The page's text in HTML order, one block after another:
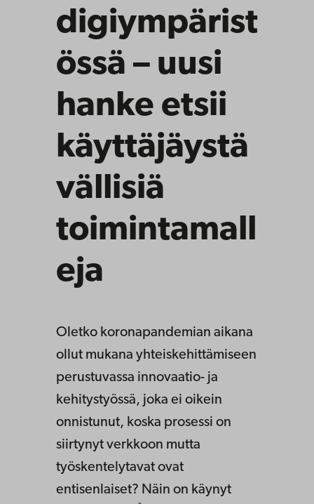
digiympärist
össä – uusi
hanke etsii
käyttäjäystä
vällisiä
toimintamall
eja
Oletko koronapandemian aikana
ollut mukana yhteiskehittämiseen
perustuvassa innovaatio- ja
kehitystyössä, joka ei oikein
onnistunut, koska prosessi on
siirtynyt verkkoon mutta
työskentelytavat ovat
entisenlaiset? Näin on käynyt